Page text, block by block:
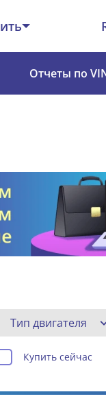
Отчеты по
Тип двигателя
Купить сейчас